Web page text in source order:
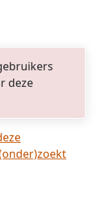
deze